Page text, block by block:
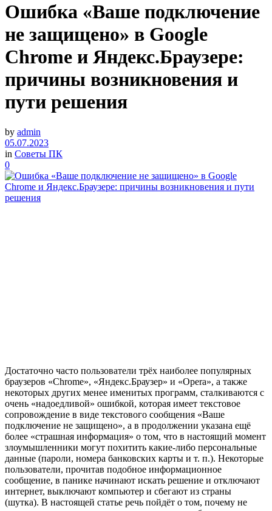
Ошибка «Ваше подключение
не защищено» в Google
Chrome и Яндекс.Браузере:
причины возникновения и
пути решения
by admin
05.07.2023
in Советы ПК
0
Достаточно часто пользователи трёх наиболее популярных
браузеров «Chrome», «Яндекс.Браузер» и «Opera», а также
некоторых других менее именитых программ, сталкиваются с
очень «надоедливой» ошибкой, которая имеет текстовое
сопровождение в виде текстового сообщения «Ваше
подключение не защищено», а в продолжении указана ещё
более «страшная информация» о том, что в настоящий момент
злоумышленники могут похитить какие-либо персональные
данные (пароли, номера банковских карты и т. п.). Некоторые
пользователи, прочитав подобное информационное
сообщение, в панике начинают искать решение и отключают
интернет, выключают компьютер и сбегают из страны
(шутка). В настоящей статье речь пойдёт о том, почему не